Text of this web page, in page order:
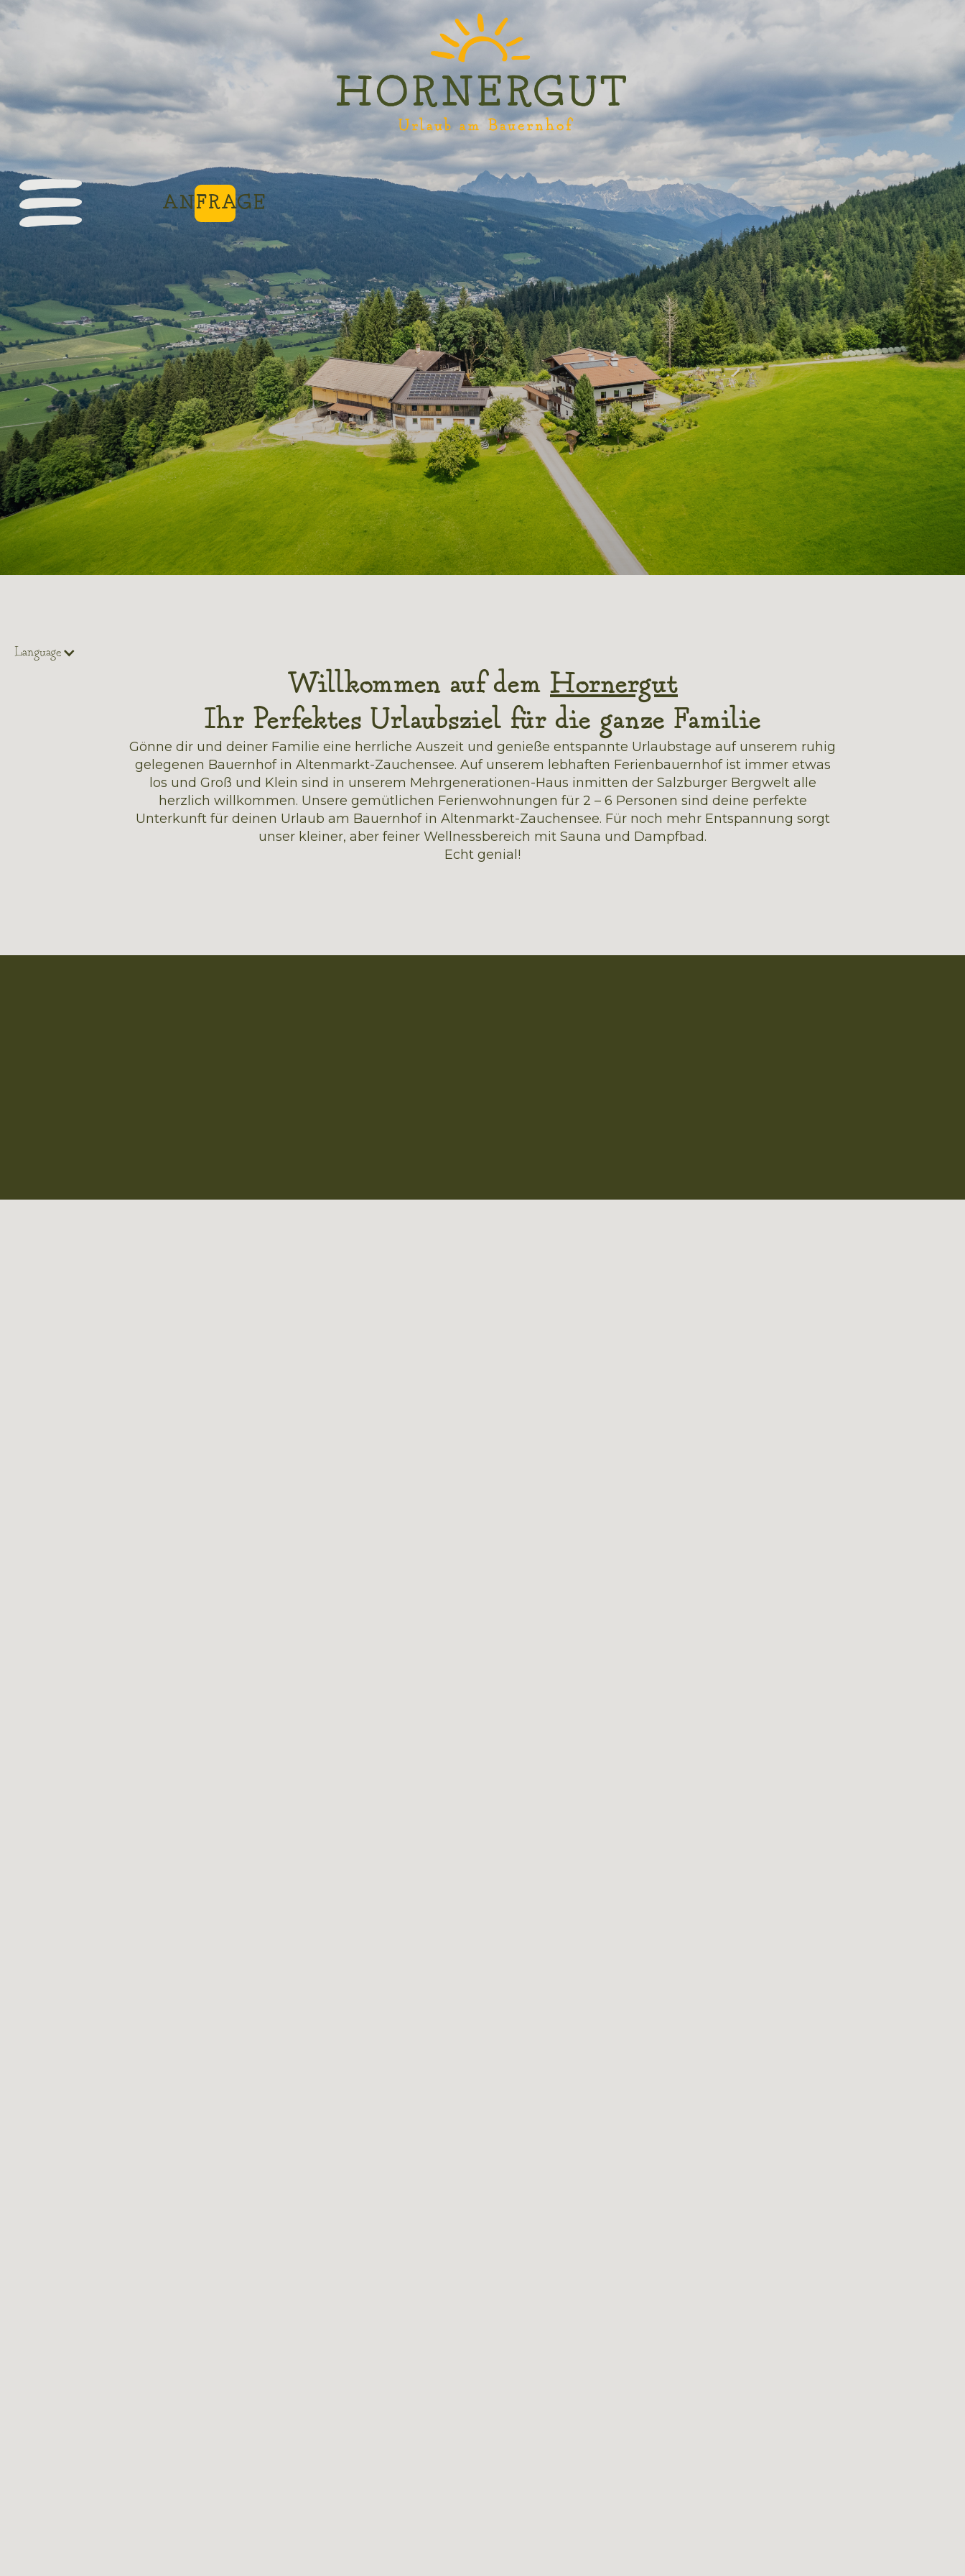
ANFRAGE
Language
Willkommen auf dem Hornergut
Ihr Perfektes Urlaubsziel für die ganze Familie
Gönne dir und deiner Familie eine herrliche Auszeit und genieße entspannte Urlaubstage auf unserem ruhig
gelegenen Bauernhof in Altenmarkt-Zauchensee. Auf unserem lebhaften Ferienbauernhof ist immer etwas
los und Groß und Klein sind in unserem Mehrgenerationen-Haus inmitten der Salzburger Bergwelt alle
herzlich willkommen. Unsere gemütlichen Ferienwohnungen für 2 – 6 Personen sind deine perfekte
Unterkunft für deinen Urlaub am Bauernhof in Altenmarkt-Zauchensee. Für noch mehr Entspannung sorgt
unser kleiner, aber feiner Wellnessbereich mit Sauna und Dampfbad.
Echt genial!